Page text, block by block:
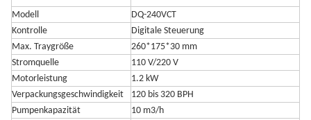
Modell
DQ-240VCT
Kontrolle
Digitale Steuerung
Max. Traygröße
260*175*30 mm
Stromquelle
110 V/220 V
Motorleistung
1.2 kW
Verpackungsgeschwindigkeit
120 bis 320 BPH
Pumpenkapazität
10 m3/h